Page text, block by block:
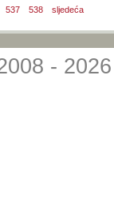
537 538 sljedeća
-